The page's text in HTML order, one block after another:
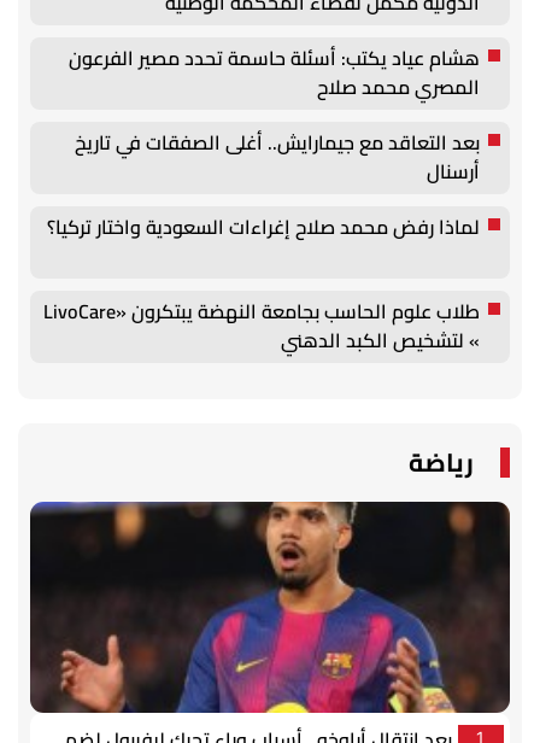
هشام عياد يكتب: أسئلة حاسمة تحدد مصير الفرعون
المصري محمد صلاح
بعد التعاقد مع جيمارايش.. أغلى الصفقات في تاريخ
أرسنال
لماذا رفض محمد صلاح إغراءات السعودية واختار تركيا؟
طلاب علوم الحاسب بجامعة النهضة يبتكرون «LivoCare
» لتشخيص الكبد الدهني
رياضة
1